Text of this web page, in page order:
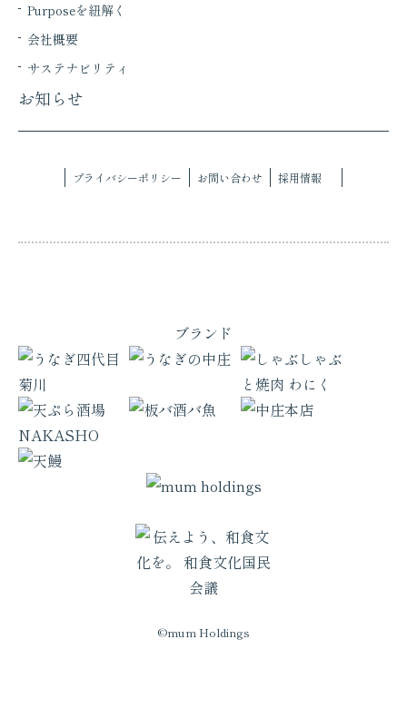
©mum Holdings
Purposeを紐解く
会社概要
サステナビリティ
お知らせ
プライバシーポリシー お問い合わせ 採用情報
ブランド